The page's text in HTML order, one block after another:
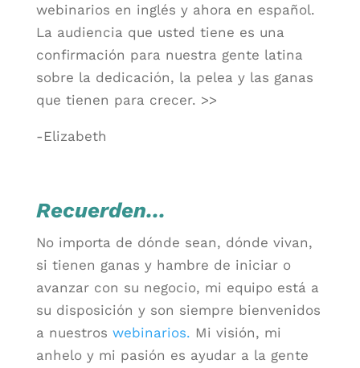
webinarios en inglés y ahora en español.
La audiencia que usted tiene es una
confirmación para nuestra gente latina
sobre la dedicación, la pelea y las ganas
que tienen para crecer. >>
-Elizabeth
Recuerden…
No importa de dónde sean, dónde vivan,
si tienen ganas y hambre de iniciar o
avanzar con su negocio, mi equipo está a
su disposición y son siempre bienvenidos
a nuestros webinarios. Mi visión, mi
anhelo y mi pasión es ayudar a la gente